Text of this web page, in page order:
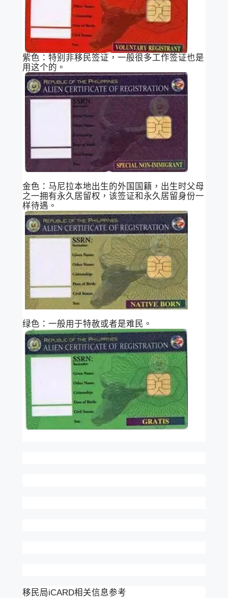
紫色：特别非移民签证，一般很多工作签证也是
用这个的。
金色：马尼拉本地出生的外国国籍，出生时父母
之一拥有永久居留权，该签证和永久居留身份一
样待遇。
绿色：一般用于特赦或者是难民。
移民局iCARD相关信息参考